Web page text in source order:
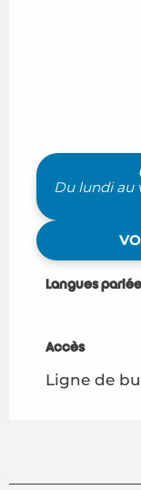
Du lundi au
Langues
Langues
Accès
Accès
Ligne de